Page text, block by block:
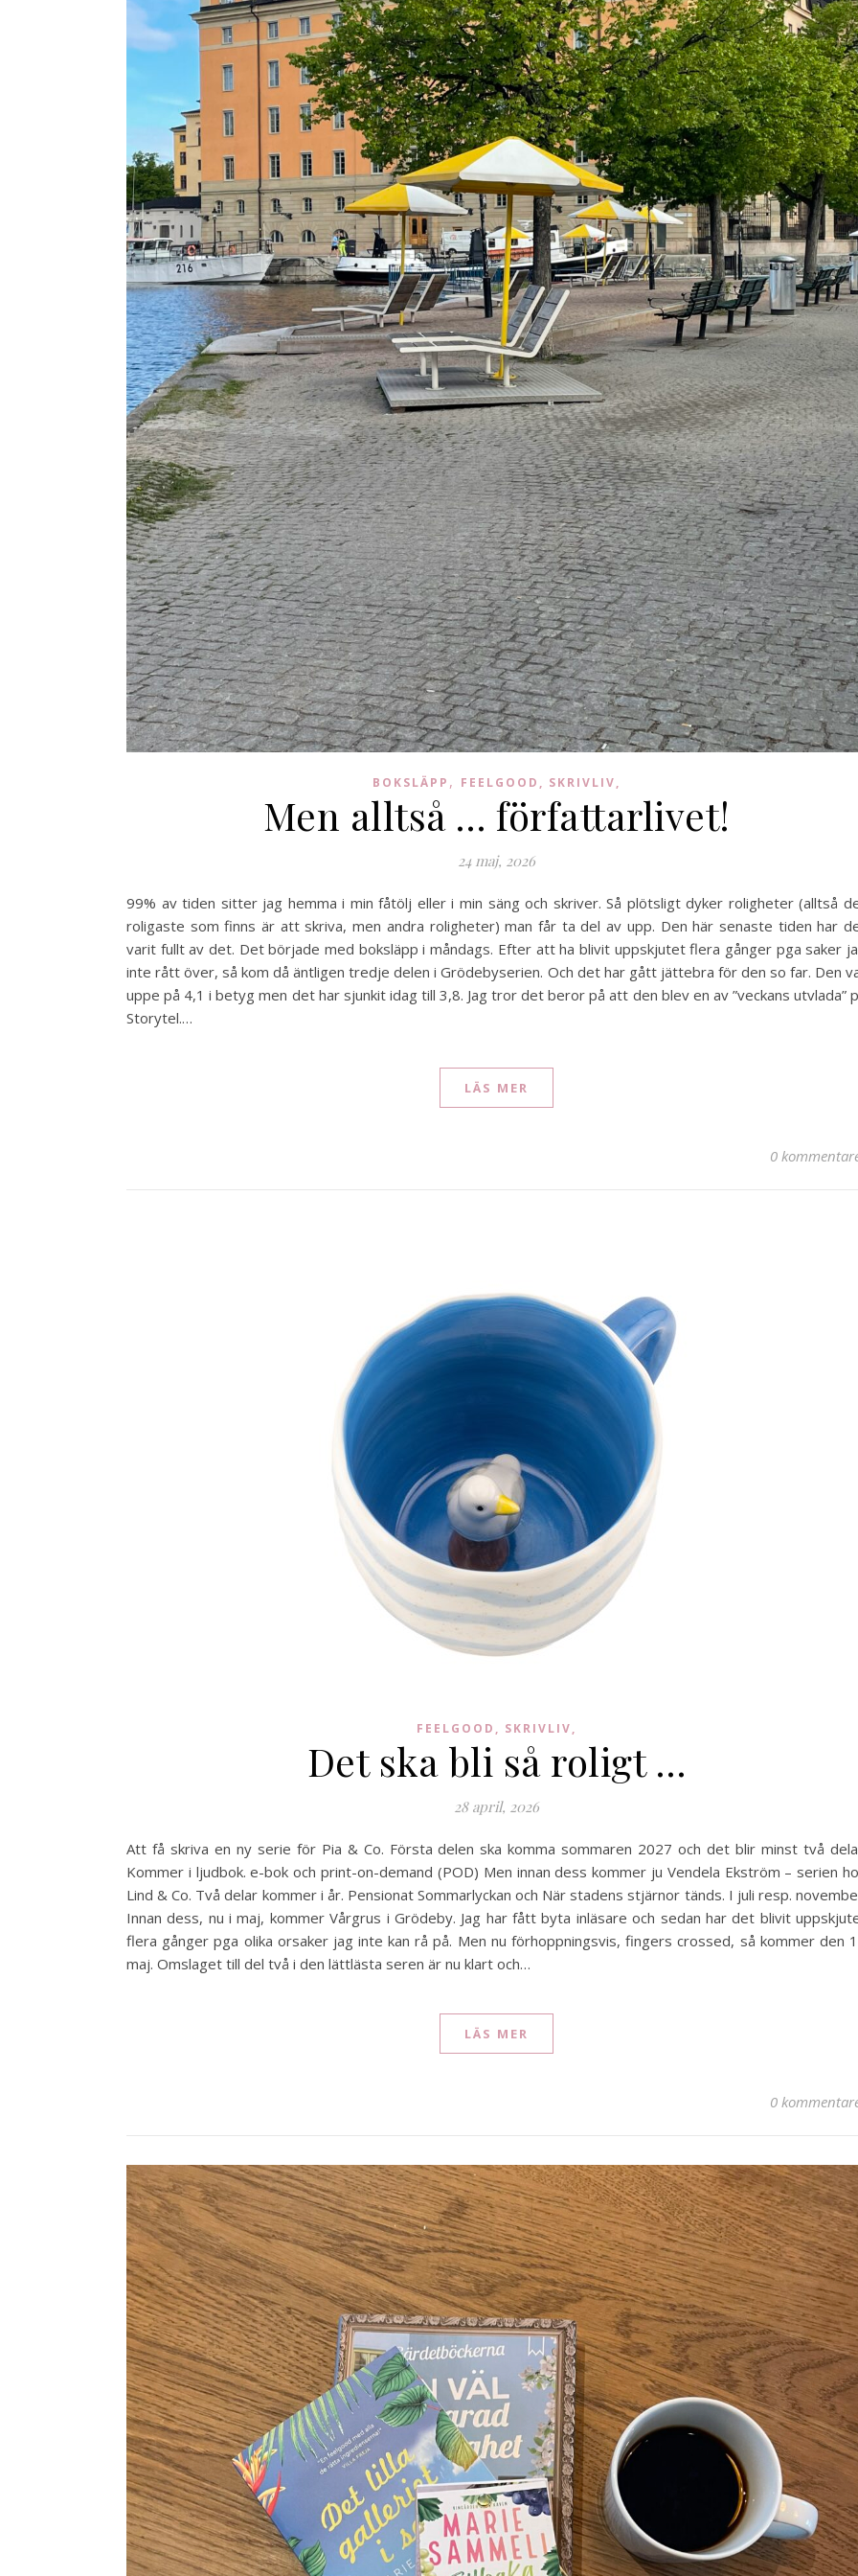
BOKSLÄPP , FEELGOOD, SKRIVLIV,
Men alltså … författarlivet!
24 maj, 2026
99% av tiden sitter jag hemma i min fåtölj eller i min säng och skriver. Så plötsligt dyker roligheter (alltså
roligaste som finns är att skriva, men andra roligheter) man får ta del av upp. Den här senaste tiden har
varit fullt av det. Det började med boksläpp i måndags. Efter att ha blivit uppskjutet flera gånger pga saker
inte rått över, så kom då äntligen tredje delen i Grödebyserien. Och det har gått jättebra för den so far. Den
uppe på 4,1 i betyg men det har sjunkit idag till 3,8. Jag tror det beror på att den blev en av ”veckans utvlada”
Storytel.…
LÄS MER
0
FEELGOOD, SKRIVLIV,
Det ska bli så roligt …
28 april, 2026
Att få skriva en ny serie för Pia & Co. Första delen ska komma sommaren 2027 och det blir minst två
Kommer i ljudbok. e-bok och print-on-demand (POD) Men innan dess kommer ju Vendela Ekström – serien
Lind & Co. Två delar kommer i år. Pensionat Sommarlyckan och När stadens stjärnor tänds. I juli resp.
Innan dess, nu i maj, kommer Vårgrus i Grödeby. Jag har fått byta inläsare och sedan har det blivit
flera gånger pga olika orsaker jag inte kan rå på. Men nu förhoppningsvis, fingers crossed, så kommer den
maj. Omslaget till del två i den lättlästa seren är nu klart och…
LÄS MER
0